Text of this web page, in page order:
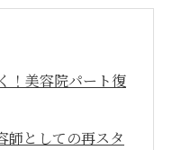
！美容院パート復
師としての再スタ